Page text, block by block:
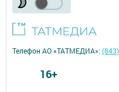
Телефон АО «ТАТМЕДИА»:
16+